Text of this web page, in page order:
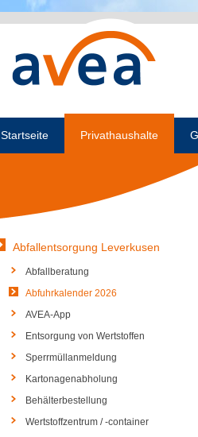
Startseite Privathaushalte
Abfallentsorgung Leverkusen
Abfallberatung
Abfuhrkalender 2026
AVEA-App
Entsorgung von Wertstoffen
Sperrmüllanmeldung
Kartonagenabholung
Behälterbestellung
Wertstoffzentrum / -container